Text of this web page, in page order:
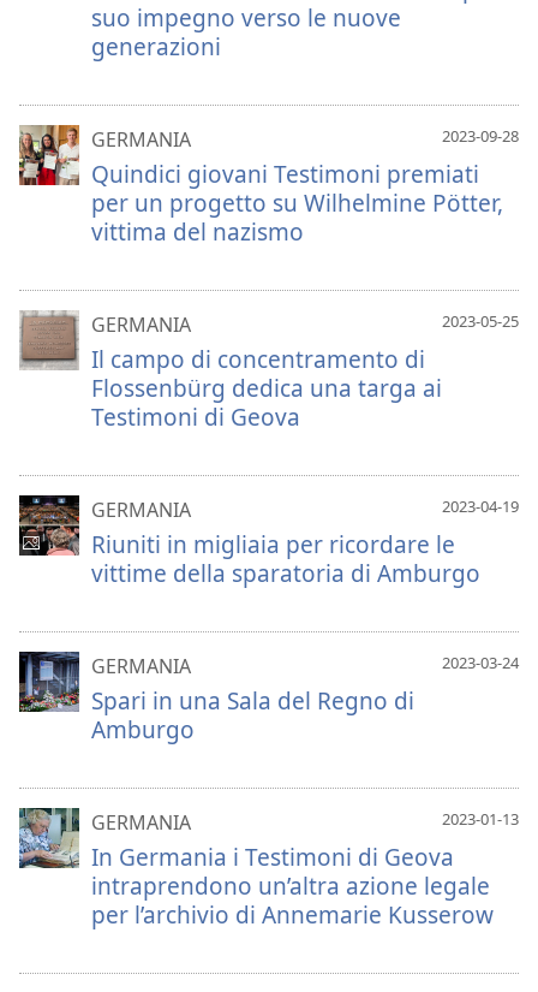
suo impegno verso le nuove
generazioni
2023-09-28
GERMANIA
Quindici giovani Testimoni premiati
per un progetto su Wilhelmine Pötter,
vittima del nazismo
2023-05-25
GERMANIA
Il campo di concentramento di
Flossenbürg dedica una targa ai
Testimoni di Geova
2023-04-19
GERMANIA
Riuniti in migliaia per ricordare le
vittime della sparatoria di Amburgo
2023-03-24
GERMANIA
Spari in una Sala del Regno di
Amburgo
2023-01-13
GERMANIA
In Germania i Testimoni di Geova
intraprendono un’altra azione legale
per l’archivio di Annemarie Kusserow